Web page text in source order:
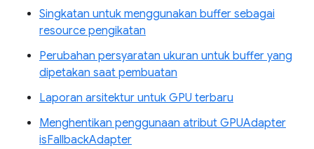
Singkatan untuk menggunakan buffer sebagai
resource pengikatan
Perubahan persyaratan ukuran untuk buffer yang
dipetakan saat pembuatan
Laporan arsitektur untuk GPU terbaru
Menghentikan penggunaan atribut GPUAdapter
isFallbackAdapter